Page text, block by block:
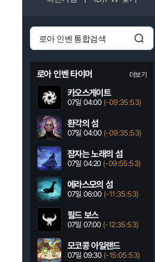
로아 인벤 타이머 더보기
카오스게이트
07일 04:00 (-09:35:52)
환각의 섬
07일 04:00 (-09:35:52)
잠자는 노래의 섬
07일 04:20 (-09:55:52)
에라스모의 섬
07일 06:00 (-11:35:52)
필드 보스
07일 07:00 (-12:35:52)
모코콩 아일랜드
07일 09:30 (-15:05:52)